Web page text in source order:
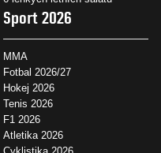
Sport 2026
MMA
Fotbal 2026/27
Hokej 2026
Tenis 2026
F1 2026
Atletika 2026